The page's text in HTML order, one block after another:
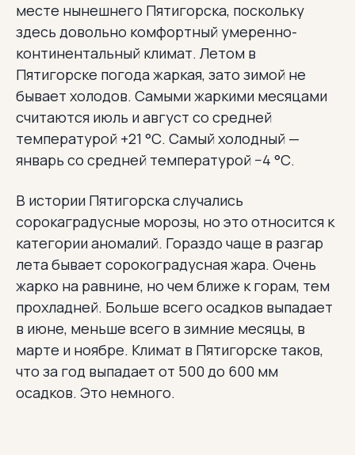
месте нынешнего Пятигорска, поскольку
здесь довольно комфортный умеренно-
континентальный климат. Летом в
Пятигорске погода жаркая, зато зимой не
бывает холодов. Самыми жаркими месяцами
считаются июль и август со средней
температурой +21 °С. Самый холодный —
январь со средней температурой −4 °С.
В истории Пятигорска случались
сорокаградусные морозы, но это относится к
категории аномалий. Гораздо чаще в разгар
лета бывает сорокоградусная жара. Очень
жарко на равнине, но чем ближе к горам, тем
прохладней. Больше всего осадков выпадает
в июне, меньше всего в зимние месяцы, в
марте и ноябре. Климат в Пятигорске таков,
что за год выпадает от 500 до 600 мм
осадков. Это немного.